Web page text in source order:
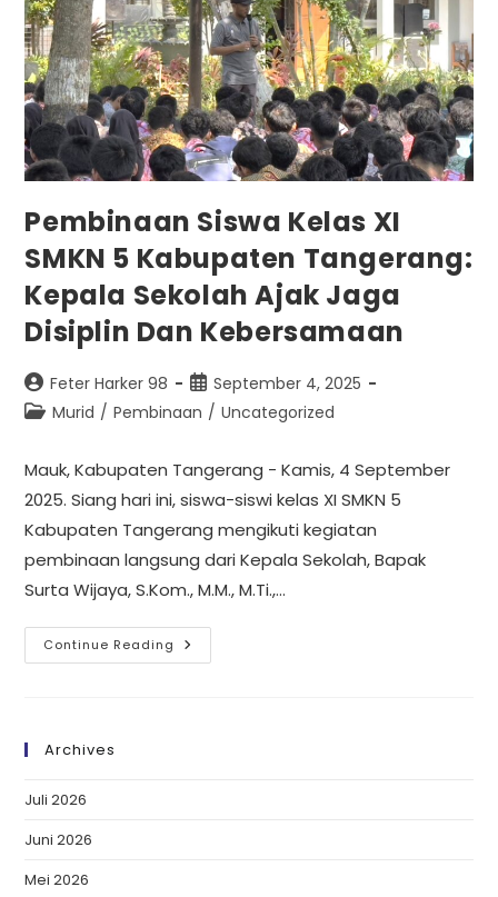
Pembinaan Siswa Kelas XI
SMKN 5 Kabupaten Tangerang:
Kepala Sekolah Ajak Jaga
Disiplin Dan Kebersamaan
Feter Harker 98
September 4, 2025
Murid / Pembinaan / Uncategorized
Mauk, Kabupaten Tangerang - Kamis, 4 September
2025. Siang hari ini, siswa-siswi kelas XI SMKN 5
Kabupaten Tangerang mengikuti kegiatan
pembinaan langsung dari Kepala Sekolah, Bapak
Surta Wijaya, S.Kom., M.M., M.Ti.,…
Continue Reading
Archives
Juli 2026
Juni 2026
Mei 2026